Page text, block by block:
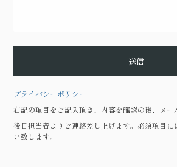
送信
プライバシーポリシー
右記の項目をご記入頂き、内容を確認の後、メー
後日担当者よりご連絡差し上げます。必須項目
い致します。